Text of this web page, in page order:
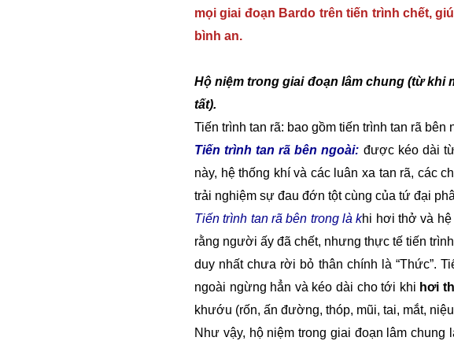
mọi giai đoạn Bardo trên tiến trình chết,
bình an.
Hộ niệm trong giai đoạn lâm chung (từ khi
tất).
Tiến trình tan rã: bao gồm tiến trình tan rã bên
Tiến trình tan rã bên ngoài: được kéo dài
này, hệ thống khí và các luân xa tan rã, các
trải nghiệm sự đau đớn tột cùng của tứ đại
Tiến trình tan rã bên trong là khi hơi thở và hệ
rằng người ấy đã chết, nhưng thực tế tiến
duy nhất chưa rời bỏ thân chính là “Thức”.
ngoài ngừng hẳn và kéo dài cho tới khi hơi
khướu (rốn, ấn đường, thóp, mũi, tai, mắt,
Như vậy, hộ niệm trong giai đoạn lâm